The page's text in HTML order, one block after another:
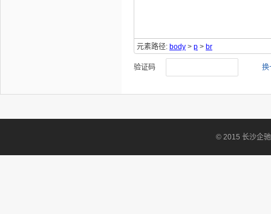
元素路径: body > p > br
验证码 换
© 2015 长沙企